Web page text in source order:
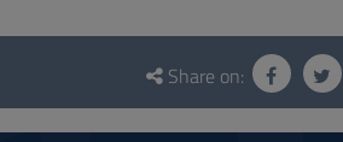
Questionnaire
social
Share on: